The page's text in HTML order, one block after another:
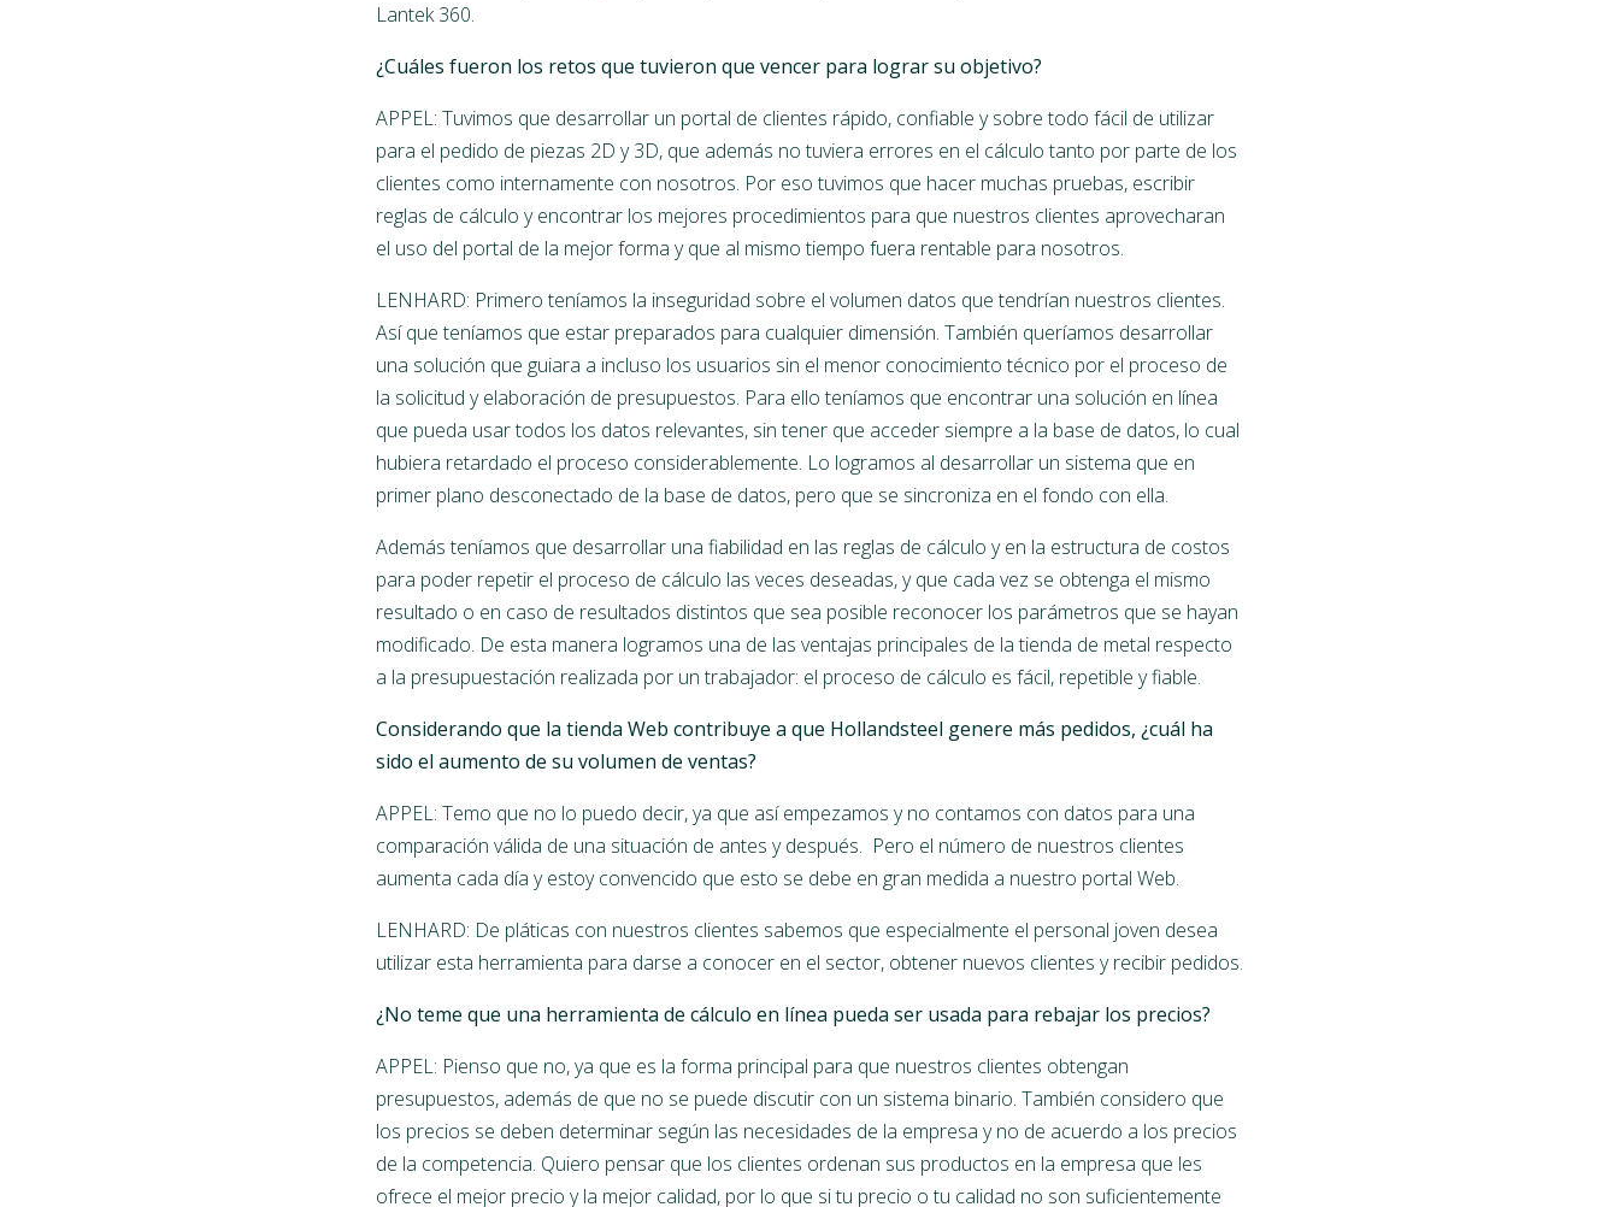
Lantek 360.
¿Cuáles fueron los retos que tuvieron que vencer para lograr su objetivo?
APPEL: Tuvimos que desarrollar un portal de clientes rápido, confiable y sobre todo fácil de utilizar
para el pedido de piezas 2D y 3D, que además no tuviera errores en el cálculo tanto por parte de los
clientes como internamente con nosotros. Por eso tuvimos que hacer muchas pruebas, escribir
reglas de cálculo y encontrar los mejores procedimientos para que nuestros clientes aprovecharan
el uso del portal de la mejor forma y que al mismo tiempo fuera rentable para nosotros.
LENHARD: Primero teníamos la inseguridad sobre el volumen datos que tendrían nuestros clientes.
Así que teníamos que estar preparados para cualquier dimensión. También queríamos desarrollar
una solución que guiara a incluso los usuarios sin el menor conocimiento técnico por el proceso de
la solicitud y elaboración de presupuestos. Para ello teníamos que encontrar una solución en línea
que pueda usar todos los datos relevantes, sin tener que acceder siempre a la base de datos, lo cual
hubiera retardado el proceso considerablemente. Lo logramos al desarrollar un sistema que en
primer plano desconectado de la base de datos, pero que se sincroniza en el fondo con ella.
Además teníamos que desarrollar una fiabilidad en las reglas de cálculo y en la estructura de costos
para poder repetir el proceso de cálculo las veces deseadas, y que cada vez se obtenga el mismo
resultado o en caso de resultados distintos que sea posible reconocer los parámetros que se hayan
modificado. De esta manera logramos una de las ventajas principales de la tienda de metal respecto
a la presupuestación realizada por un trabajador: el proceso de cálculo es fácil, repetible y fiable.
Considerando que la tienda Web contribuye a que Hollandsteel genere más pedidos, ¿cuál ha
sido el aumento de su volumen de ventas?
APPEL: Temo que no lo puedo decir, ya que así empezamos y no contamos con datos para una
comparación válida de una situación de antes y después. Pero el número de nuestros clientes
aumenta cada día y estoy convencido que esto se debe en gran medida a nuestro portal Web.
LENHARD: De pláticas con nuestros clientes sabemos que especialmente el personal joven desea
utilizar esta herramienta para darse a conocer en el sector, obtener nuevos clientes y recibir pedidos.
¿No teme que una herramienta de cálculo en línea pueda ser usada para rebajar los precios?
APPEL: Pienso que no, ya que es la forma principal para que nuestros clientes obtengan
presupuestos, además de que no se puede discutir con un sistema binario. También considero que
los precios se deben determinar según las necesidades de la empresa y no de acuerdo a los precios
de la competencia. Quiero pensar que los clientes ordenan sus productos en la empresa que les
ofrece el mejor precio y la mejor calidad, por lo que si tu precio o tu calidad no son suficientemente